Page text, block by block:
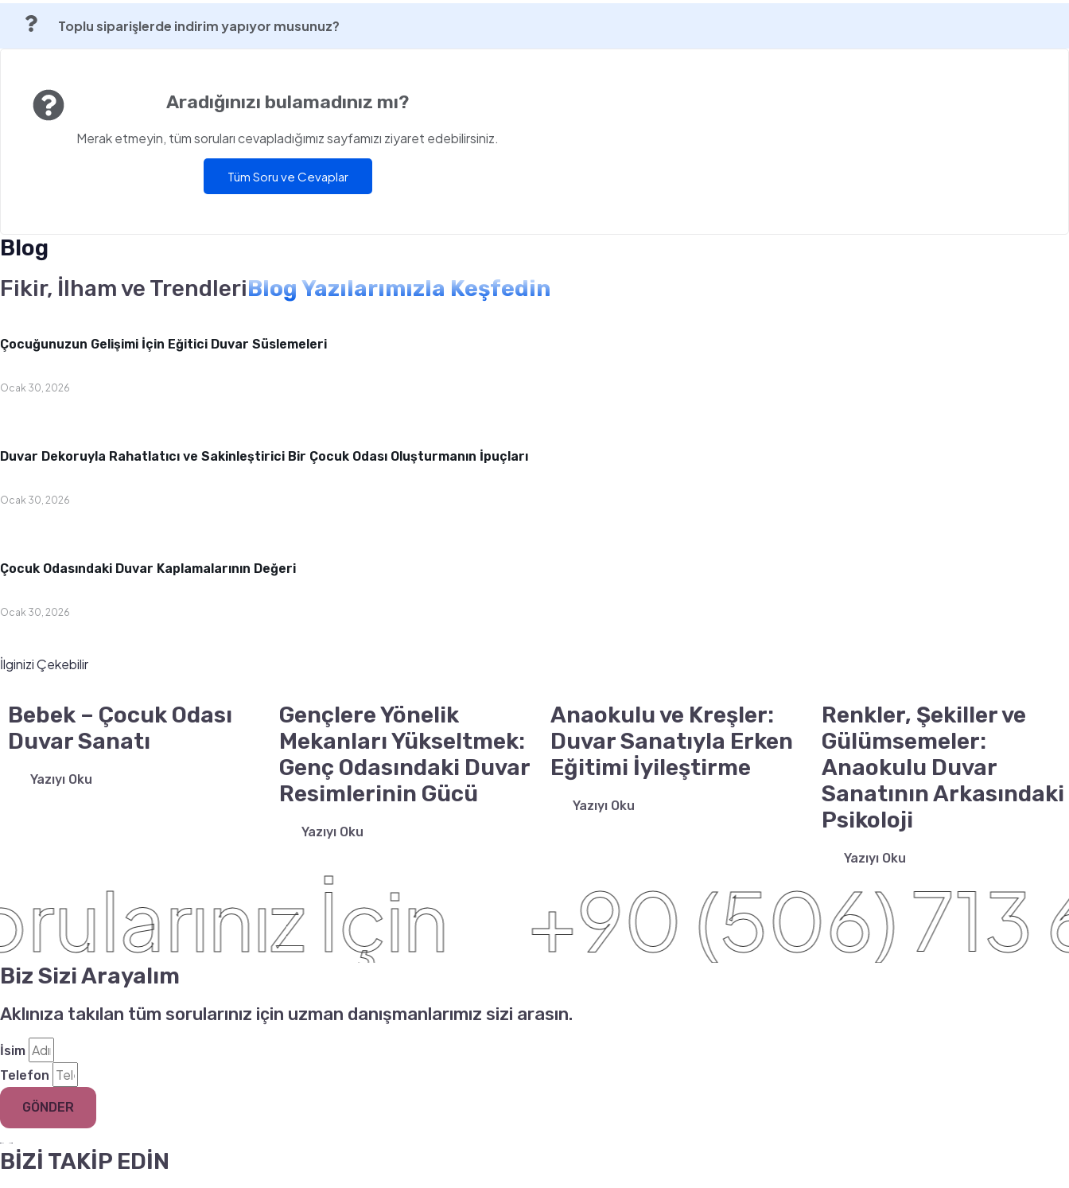
Toplu siparişlerde indirim yapıyor musunuz?
Aradığınızı bulamadınız mı?
Merak etmeyin, tüm soruları cevapladığımız sayfamızı ziyaret edebilirsiniz.
Tüm Soru ve Cevaplar
Blog
Fikir, İlham ve TrendleriBlog Yazılarımızla Keşfedin
Çocuğunuzun Gelişimi İçin Eğitici Duvar Süslemeleri
Ocak 30, 2026
Duvar Dekoruyla Rahatlatıcı ve Sakinleştirici Bir Çocuk Odası Oluşturmanın İpuçları
Ocak 30, 2026
Çocuk Odasındaki Duvar Kaplamalarının Değeri
Ocak 30, 2026
İlginizi Çekebilir
Bebek – Çocuk Odası
Duvar Sanatı
Yazıyı Oku
Gençlere Yönelik
Mekanları Yükseltmek:
Genç Odasındaki Duvar
Resimlerinin Gücü
Yazıyı Oku
Anaokulu ve Kreşler:
Duvar Sanatıyla Erken
Eğitimi İyileştirme
Yazıyı Oku
Renkler, Şekiller ve
Gülümsemeler:
Anaokulu Duvar
Sanatının Arkasındaki
Psikoloji
Yazıyı Oku
İçin +90 (506) 713
Biz Sizi Arayalım
Aklınıza takılan tüm sorularınız için uzman danışmanlarımız sizi arasın.
İsim
Telefon
GÖNDER
BİZİ TAKİP EDİN